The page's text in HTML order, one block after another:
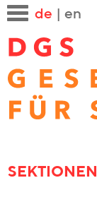
de en
SEKTIONEN